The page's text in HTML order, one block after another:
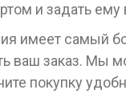
и задать
имеет самый
ваш заказ. Мы
покупку